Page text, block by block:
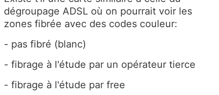
dégroupage ADSL où on pourrait voir les
zones fibrée avec des codes couleur:
- pas fibré (blanc)
- fibrage à l'étude par un opérateur tierce
- fibrage à l'étude par free